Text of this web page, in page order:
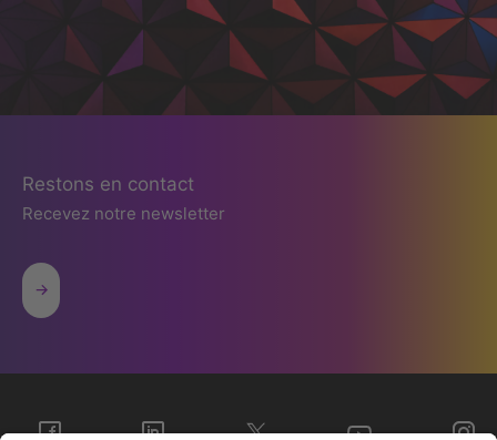
Restons en contact
Recevez notre newsletter